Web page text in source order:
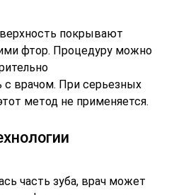
покрывают
фтор. Процедуру можно
с врачом. При серьезных
метод не применяется.
часть зуба, врач может